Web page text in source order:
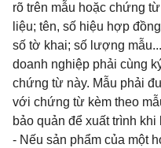
rõ trên mẫu hoặc chứng
liệu; tên, số hiệu hợp
số tờ khai; số lượng
doanh nghiệp phải cùng
chứng từ này. Mẫu phải
với chứng từ kèm theo
bảo quản để xuất trình
- Nếu sản phẩm của một